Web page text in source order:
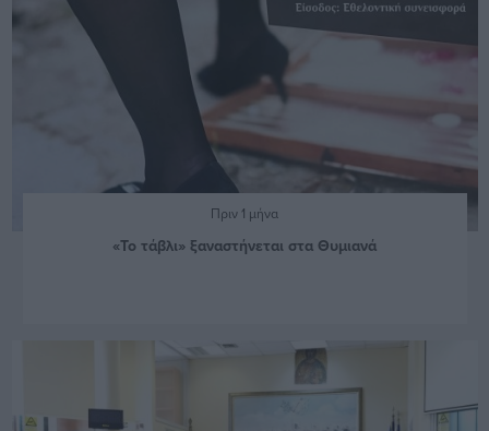
Πριν 1 μήνα
«Το τάβλι» ξαναστήνεται στα Θυμιανά